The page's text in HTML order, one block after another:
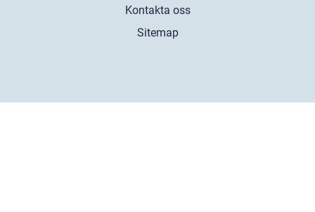
Kontakta oss
Sitemap